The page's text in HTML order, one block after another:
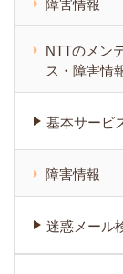
障害情報
NTTのメン
ス・障害情
基本サービ
障害情報
迷惑メール